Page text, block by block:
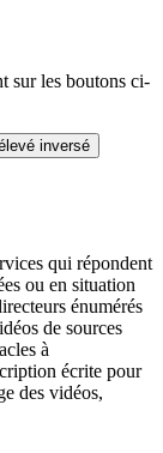
sur les boutons ci-
inversé
qui répondent
ou en situation
énumérés
de sources
à
écrite pour
des vidéos,